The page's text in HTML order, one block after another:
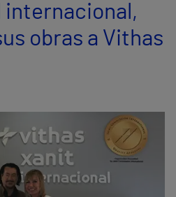
internacional,
obras a Vithas